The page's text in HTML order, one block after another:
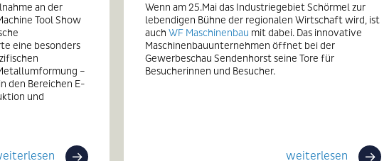
an der
Tool Show
eine besonders
–
den Bereichen E-
und
Wenn am 25.Mai das Industriegebiet Schörmel zur
lebendigen Bühne der regionalen Wirtschaft wird, ist
auchWF Maschinenbau mit dabei. Das innovative
Maschinenbauunternehmen öffnet bei der
Gewerbeschau Sendenhorst seine Tore für
Besucherinnen und Besucher.
weiterlesen